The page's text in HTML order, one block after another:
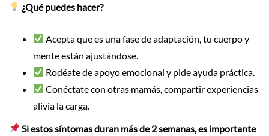
¿Qué puedes hacer?
Acepta que es una fase de adaptación, tu cuerpo y
mente están ajustándose.
Rodéate de apoyo emocional y pide ayuda práctica.
Conéctate con otras mamás, compartir experiencias
alivia la carga.
Si estos síntomas duran más de 2 semanas, es importante